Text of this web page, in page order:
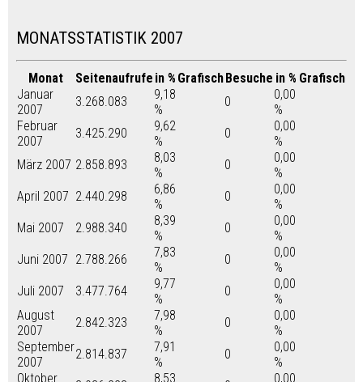
MONATSSTATISTIK 2007
Monat Seitenaufrufe in % GrafischBesuche in % Grafisch
Januar
2007
3.268.083
9,18
%
0
0,00
%
Februar
2007
3.425.290
9,62
%
0
0,00
%
März 2007 2.858.893
8,03
%
0
0,00
%
April 2007 2.440.298
6,86
%
0
0,00
%
Mai 2007
2.988.340
8,39
%
0
0,00
%
Juni 2007 2.788.266
7,83
%
0
0,00
%
Juli 2007
3.477.764
9,77
%
0
0,00
%
August
2007
2.842.323
7,98
%
0
0,00
%
September
2007
2.814.837
7,91
%
0
0,00
%
Oktober
8,53
0,00